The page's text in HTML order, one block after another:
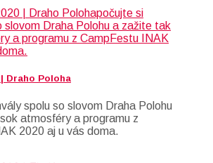
| Draho Poloha
spolu so slovom Draha Polohu
atmosféry a programu z
2020 aj u vás doma.